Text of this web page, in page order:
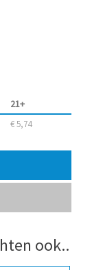
21+
€ 5,74
ook..